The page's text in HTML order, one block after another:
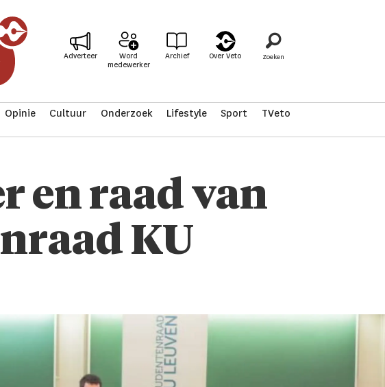
Adverteer
Word
medewerker
Archief Over Veto
Opinie Cultuur Onderzoek Lifestyle Sport TVeto
en raad van
KU